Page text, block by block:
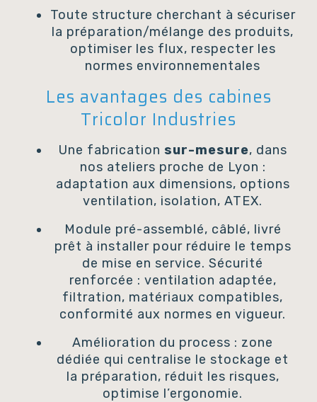
Toute structure cherchant à sécuriser
la préparation/mélange des produits,
optimiser les flux, respecter les
normes environnementales
Les avantages des cabines
Tricolor Industries
Une fabrication sur-mesure, dans
nos ateliers proche de Lyon :
adaptation aux dimensions, options
ventilation, isolation, ATEX.
Module pré-assemblé, câblé, livré
prêt à installer pour réduire le temps
de mise en service. Sécurité
renforcée : ventilation adaptée,
filtration, matériaux compatibles,
conformité aux normes en vigueur.
Amélioration du process : zone
dédiée qui centralise le stockage et
la préparation, réduit les risques,
optimise l’ergonomie.